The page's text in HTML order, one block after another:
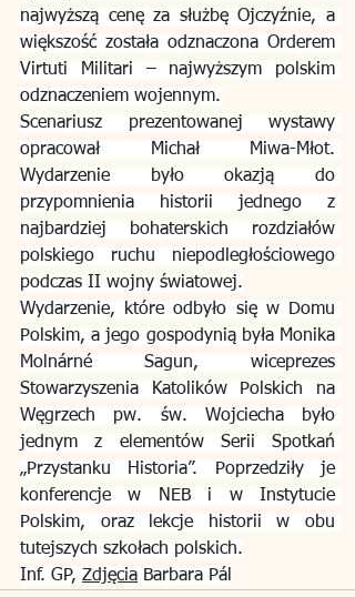
najwyższą cenę za służbę Ojczyźnie, a
większość została odznaczona Orderem
Virtuti Militari – najwyższym polskim
odznaczeniem wojennym.
Scenariusz prezentowanej wystawy
opracował Michał Miwa-Młot.
Wydarzenie było okazją do
przypomnienia historii jednego z
najbardziej bohaterskich rozdziałów
polskiego ruchu niepodległościowego
podczas II wojny światowej.
Wydarzenie, które odbyło się w Domu
Polskim, a jego gospodynią była Monika
Molnárné Sagun, wiceprezes
Stowarzyszenia Katolików Polskich na
Węgrzech pw. św. Wojciecha było
jednym z elementów Serii Spotkań
„Przystanku Historia”. Poprzedziły je
konferencje w NEB i w Instytucie
Polskim, oraz lekcje historii w obu
tutejszych szkołach polskich.
Inf. GP, Zdjęcia Barbara Pál